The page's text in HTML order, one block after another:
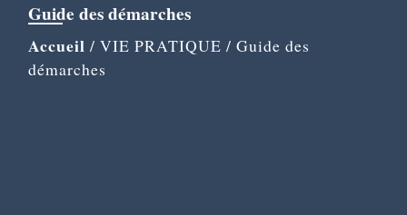
Guide des démarches
Accueil / VIE PRATIQUE / Guide des
démarches